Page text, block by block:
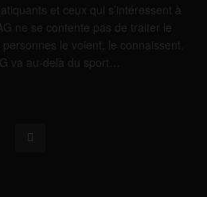
et ceux qui s’intéressent à
ne se contente pas de traiter le
le voient, le connaissent,
va au-delà du sport…